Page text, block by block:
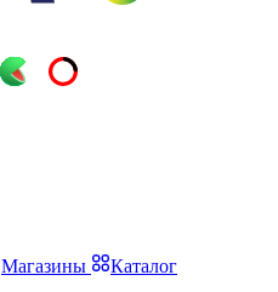
Магазины Каталог